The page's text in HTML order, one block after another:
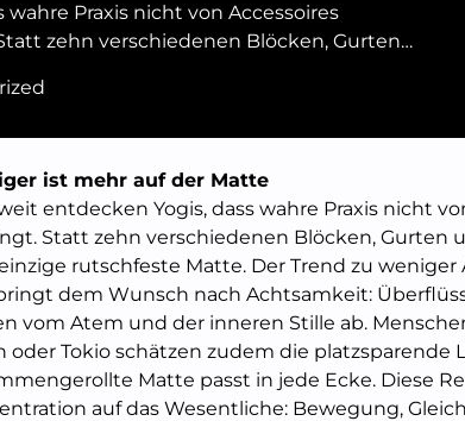
wahre Praxis nicht von Accessoires
zehn verschiedenen Blöcken, Gurten…
ist mehr auf der Matte
entdecken Yogis, dass wahre Praxis nicht
Statt zehn verschiedenen Blöcken, Gurten
rutschfeste Matte. Der Trend zu weniger
dem Wunsch nach Achtsamkeit:
vom Atem und der inneren Stille ab.
oder Tokio schätzen zudem die platzsparende
Matte passt in jede Ecke. Diese
auf das Wesentliche: Bewegung,